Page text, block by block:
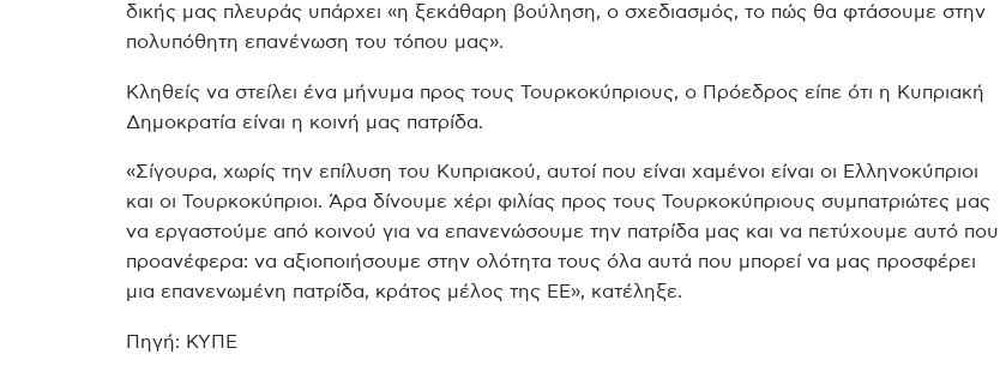
δικής μας πλευράς υπάρχει «η ξεκάθαρη βούληση, ο σχεδιασμός, το πώς θα φτάσουμε στην
πολυπόθητη επανένωση του τόπου μας».
Κληθείς να στείλει ένα μήνυμα προς τους Τουρκοκύπριους, ο Πρόεδρος είπε ότι η Κυπριακή
Δημοκρατία είναι η κοινή μας πατρίδα.
«Σίγουρα, χωρίς την επίλυση του Κυπριακού, αυτοί που είναι χαμένοι είναι οι Ελληνοκύπριοι
και οι Τουρκοκύπριοι. Άρα δίνουμε χέρι φιλίας προς τους Τουρκοκύπριους συμπατριώτες μας
να εργαστούμε από κοινού για να επανενώσουμε την πατρίδα μας και να πετύχουμε αυτό που
προανέφερα: να αξιοποιήσουμε στην ολότητα τους όλα αυτά που μπορεί να μας προσφέρει
μια επανενωμένη πατρίδα, κράτος μέλος της ΕΕ», κατέληξε.
Πηγή: ΚΥΠΕ